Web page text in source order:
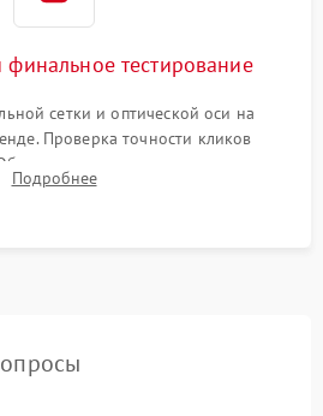
тестирование
сетки и оптической оси на
Проверка точности кликов
испытание прицела на
устойчивости к отдаче и
Подробнее